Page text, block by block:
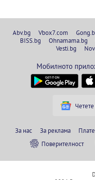
Abv.bg Vbox7.com
BISS.bg
Ohnamama.bg
Vesti.bg
Мобилното
За нас За реклама
Поверителност